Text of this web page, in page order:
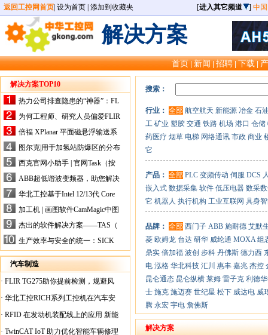
返回工控网首页 设为首页 添加到收藏夹 [进入其它频道 ] 中
解决方案
首页|新闻|招聘|下载|
解决方案TOP10
热力公司排查隐患的“神器”：FL
IR手持式热像仪，高效精准！
为何工程师、研究人员偏爱FLIR
X-HS系列热像仪？精准高效是
关键
倍福 XPlanar 平面磁悬浮输送系
统的创新应用
图尔克|用于加氢站防爆区的分布
式I/O解决方案
西克官网小助手 | 官网Task（按
任务选型）更新预告
ABB超低谐波变频器，助您解决
电气设备运行难题！
华北工控基于Intel 12/13代 Core
的ATX-6159嵌入式主板，推进
机器人市场
加工机 | 画图软件CamMagic中图
层整合的问题
杰出的软件解决方案——TAS（
Turck Automation Suite）
生产效率与安全的统一：SICK
关于机器人技术传感器解决方案
的采访
汽车制造
· FLIR TG275助你提前检测，规避风
险！
· 华北工控RICH系列工控机在汽车安
全检测行业中的应用
· RFID 在发动机装配线上的应用 新能
源汽车爆炸频发？
· TwinCAT IoT 助力优化智能车辆修理
搜索：
行业： 全部 航空航天 新能源 冶金 石
工 矿业 塑胶 交通 铁路 机场 港口 仓储
药医疗 烟草 电梯 网络通讯 市政 商业
它
产品： 全部 PLC 变频传动 伺服 DCS
嵌入式 数据采集 软件 低压电器 数采
它 机器人 执行机构 工业互联网 具身
品牌： 全部 西门子 ABB 施耐德 艾默
菱 欧姆龙 台达 研华 威纶通 MOXA 组
鼎实 倍加福 波创 步科 丹佛斯 德力西
电 泓格 华北科技 汇川 惠丰 嘉兆 杰控
昆仑通态 昆仑纵横 莱姆 雷子克 利德
士 施克 施迈赛 世纪星 松下 威达电 威
腾 永宏 宇电 詹佛斯
解决方案